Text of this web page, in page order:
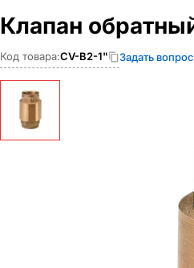
Клапан
Код товара:CV-B2-1" Задать вопрос